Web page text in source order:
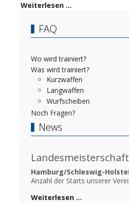
Weiterlesen …
FAQ
Wo wird trainiert?
Was wird trainiert?
Kurzwaffen
Langwaffen
Wurfscheiben
Noch Fragen?
News
Hamburg/Schleswig-
Anzahl der Starts unserer
Weiterlesen …